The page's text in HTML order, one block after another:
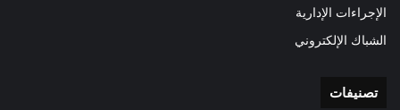
الإجراءات الإدارية
الشباك الإلكتروني
تصنيفات